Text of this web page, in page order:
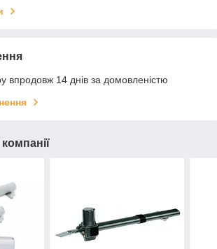
впродовж 14 днів за домовленістю